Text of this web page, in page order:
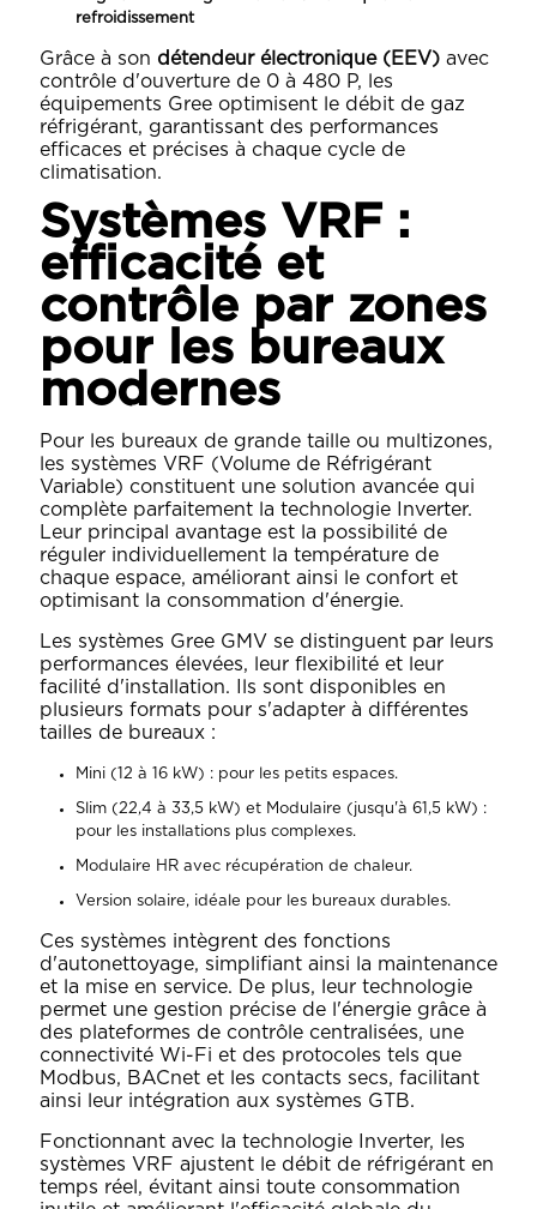
refroidissement
Grâce à son détendeur électronique (EEV) avec
contrôle d'ouverture de 0 à 480 P, les
équipements Gree optimisent le débit de gaz
réfrigérant, garantissant des performances
efficaces et précises à chaque cycle de
climatisation.
Systèmes VRF :
efficacité et
contrôle par zones
pour les bureaux
modernes
Pour les bureaux de grande taille ou multizones,
les systèmes VRF (Volume de Réfrigérant
Variable) constituent une solution avancée qui
complète parfaitement la technologie Inverter.
Leur principal avantage est la possibilité de
réguler individuellement la température de
chaque espace, améliorant ainsi le confort et
optimisant la consommation d'énergie.
Les systèmes Gree GMV se distinguent par leurs
performances élevées, leur flexibilité et leur
facilité d'installation. Ils sont disponibles en
plusieurs formats pour s'adapter à différentes
tailles de bureaux :
Mini (12 à 16 kW) : pour les petits espaces.
Slim (22,4 à 33,5 kW) et Modulaire (jusqu'à 61,5 kW) :
pour les installations plus complexes.
Modulaire HR avec récupération de chaleur.
Version solaire, idéale pour les bureaux durables.
Ces systèmes intègrent des fonctions
d'autonettoyage, simplifiant ainsi la maintenance
et la mise en service. De plus, leur technologie
permet une gestion précise de l'énergie grâce à
des plateformes de contrôle centralisées, une
connectivité Wi-Fi et des protocoles tels que
Modbus, BACnet et les contacts secs, facilitant
ainsi leur intégration aux systèmes GTB.
Fonctionnant avec la technologie Inverter, les
systèmes VRF ajustent le débit de réfrigérant en
temps réel, évitant ainsi toute consommation